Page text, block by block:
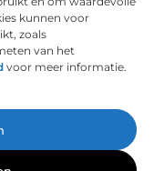
kunnen voor
zoals
van het
voor meer informatie.
Ga Naar
(EU)
Reserved.